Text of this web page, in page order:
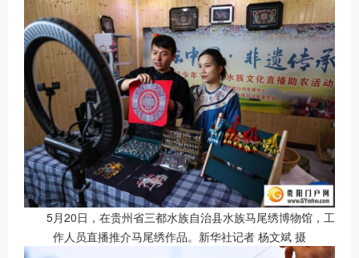
5月20日，在贵州省三都水族自治县水族马尾绣博物馆，工
作人员直播推介马尾绣作品。新华社记者 杨文斌 摄